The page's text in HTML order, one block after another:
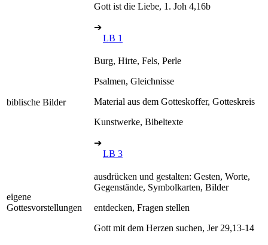
Gott ist die Liebe, 1. Joh 4,16b
➔
LB 1
biblische Bilder
Burg, Hirte, Fels, Perle
Psalmen, Gleichnisse
Material aus dem Gotteskoffer, Gotteskreis
Kunstwerke, Bibeltexte
➔
LB 3
eigene
Gottesvorstellungen
ausdrücken und gestalten: Gesten, Worte,
Gegenstände, Symbolkarten, Bilder
entdecken, Fragen stellen
Gott mit dem Herzen suchen, Jer 29,13-14